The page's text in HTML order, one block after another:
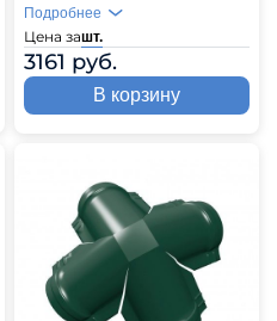
Цена зашт.
3161 руб.
Подробнее
В корзину